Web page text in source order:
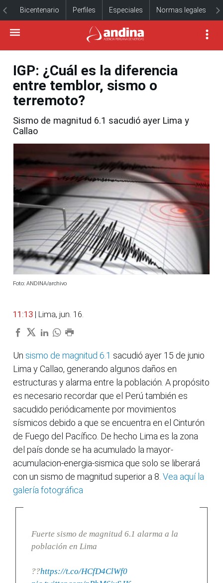
Bicentenario Perfiles Especiales Normas legales
IGP: ¿Cuál es la diferencia
entre temblor, sismo o
terremoto?
Sismo de magnitud 6.1 sacudió ayer Lima y
Callao
Foto: ANDINA/archivo
11:13 | Lima, jun. 16.
Un sismo de magnitud 6.1 sacudió ayer 15 de junio
Lima y Callao, generando algunos daños en
estructuras y alarma entre la población. A propósito
es necesario recordar que el Perú también es
sacudido periódicamente por movimientos
sísmicos debido a que se encuentra en el Cinturón
de Fuego del Pacífico. De hecho Lima es la zona
del país donde se ha acumulado la mayor-
acumulacion-energia-sismica que solo se liberará
con un sismo de magnitud superior a 8. Vea aquí la
galería fotográfica
Fuerte sismo de magnitud 6.1 alarma a la
población en Lima
??https://t.co/HCfD4ClWf0